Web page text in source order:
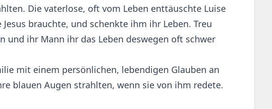
Die vaterlose, oft vom Leben enttäuschte Luise
brauchte, und schenkte ihm ihr Leben. Treu
und ihr Mann ihr das Leben deswegen oft schwer
mit einem persönlichen, lebendigen Glauben an
blauen Augen strahlten, wenn sie von ihm redete.